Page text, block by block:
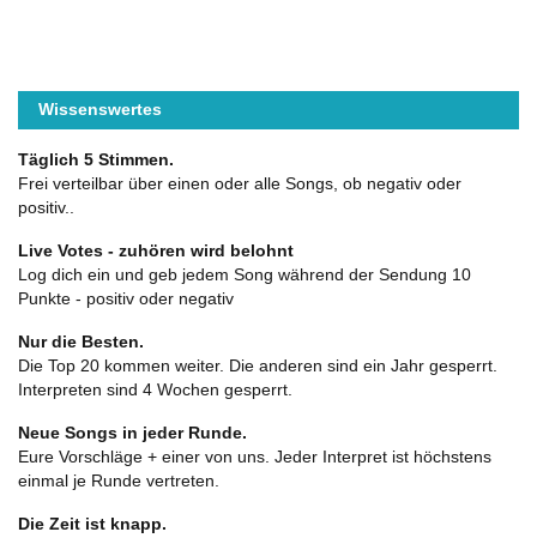
Wissenswertes
Täglich 5 Stimmen.
Frei verteilbar über einen oder alle Songs, ob negativ oder
positiv..
Live Votes - zuhören wird belohnt
Log dich ein und geb jedem Song während der Sendung 10
Punkte - positiv oder negativ
Nur die Besten.
Die Top 20 kommen weiter. Die anderen sind ein Jahr gesperrt.
Interpreten sind 4 Wochen gesperrt.
Neue Songs in jeder Runde.
Eure Vorschläge + einer von uns. Jeder Interpret ist höchstens
einmal je Runde vertreten.
Die Zeit ist knapp.